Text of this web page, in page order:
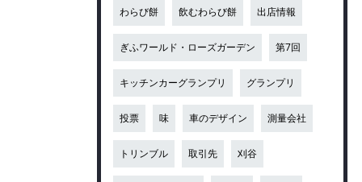
わらび餅 飲むわらび餅 出店情報
ぎふワールド・ローズガーデン 第7回
キッチンカーグランプリ グランプリ
投票 味 車のデザイン 測量会社
トリンブル 取引先 刈谷